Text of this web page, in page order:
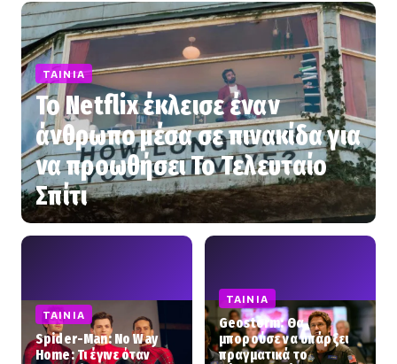
ΤΑΙΝΊΑ
Το Netflix έκλεισε έναν
άνθρωπο μέσα σε πινακίδα για
να προωθήσει Το Τελευταίο
Σπίτι
ΤΑΙΝΊΑ
Spider-Man: No Way
Home: Τι έγινε όταν
ΤΑΙΝΊΑ
Geostorm: Θα
μπορούσε να υπάρξει
πραγματικά το